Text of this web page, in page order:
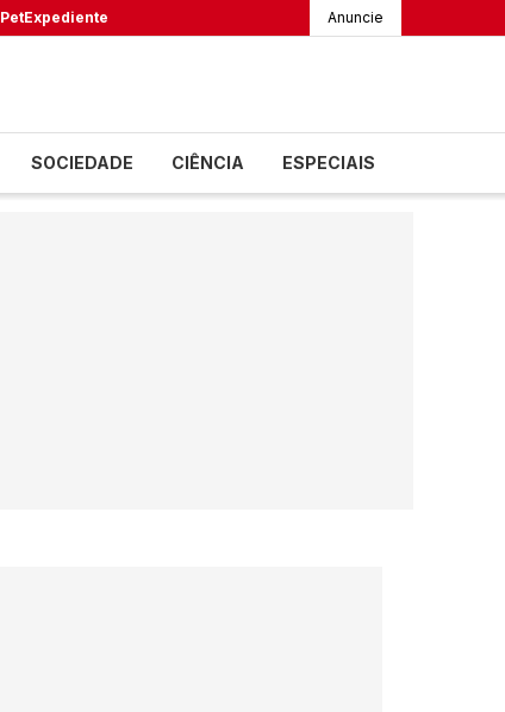
PetExpediente Anuncie
SOCIEDADE CIÊNCIA ESPECIAIS